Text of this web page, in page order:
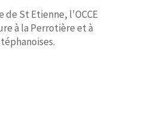
de St Etienne, l'OCCE
à la Perrotière et à